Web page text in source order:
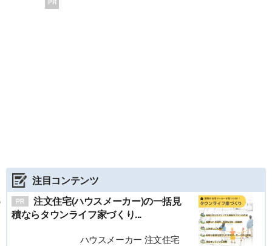
PR
注目コンテンツ
注文住宅(ハウスメーカー)の一括見
積ならタウンライフ家づくり...
ハウスメーカー 注文住宅